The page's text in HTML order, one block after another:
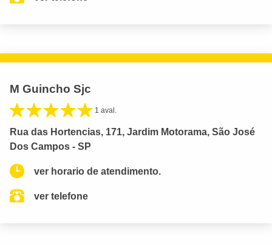
M Guincho Sjc
1 aval.
Rua das Hortencias, 171, Jardim Motorama, São José
Dos Campos - SP
ver horario de atendimento.
ver telefone